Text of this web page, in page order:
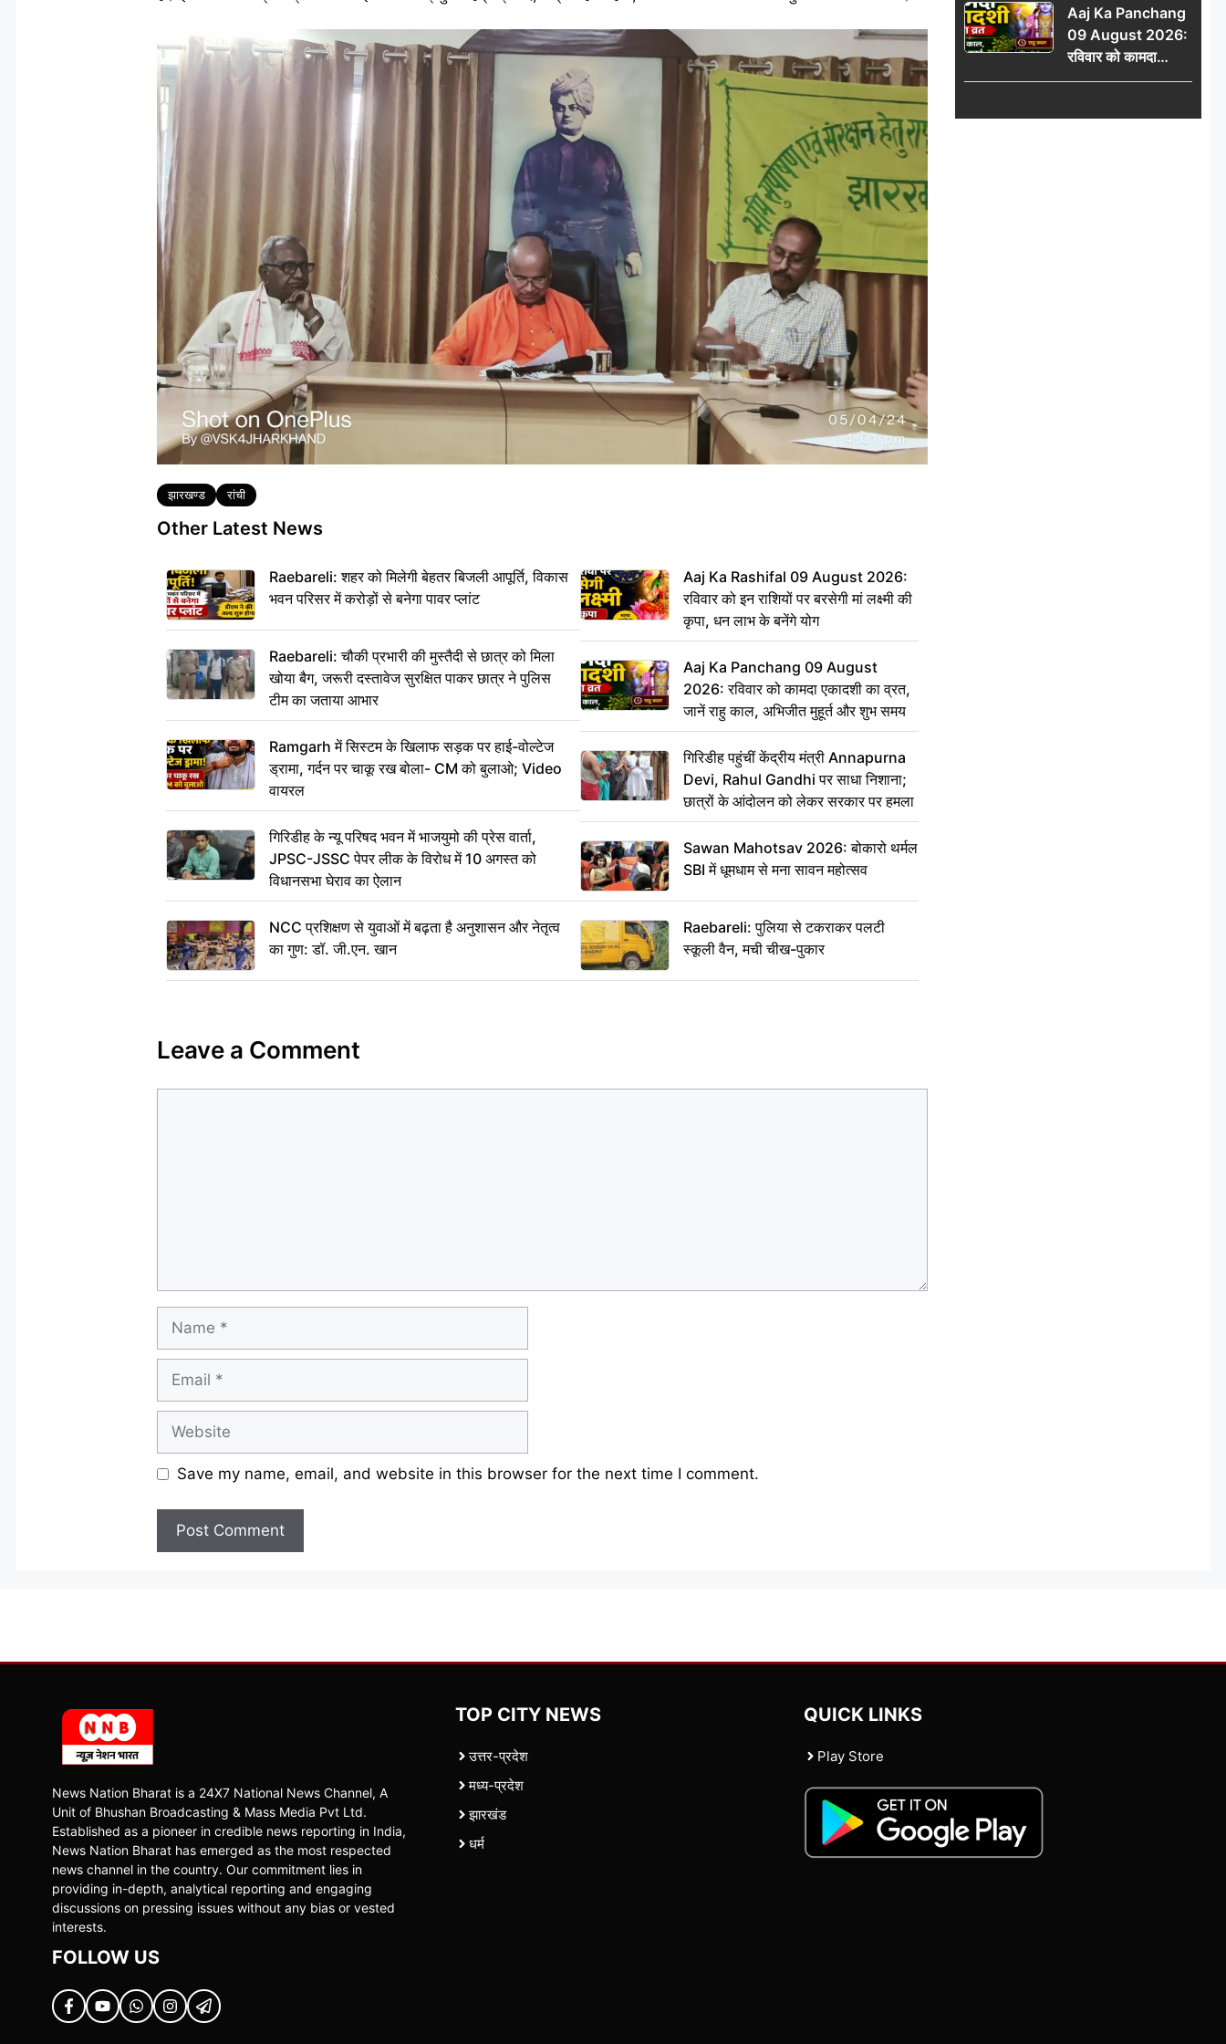
Tags
झारखण्ड रांची
Other Latest News
Raebareli: शहर को मिलेगी बेहतर बिजली आपूर्ति, विकास
भवन परिसर में करोड़ों से बनेगा पावर प्लांट
Raebareli: चौकी प्रभारी की मुस्तैदी से छात्र को मिला
खोया बैग, जरूरी दस्तावेज सुरक्षित पाकर छात्र ने पुलिस
टीम का जताया आभार
Ramgarh में सिस्टम के खिलाफ सड़क पर हाई-वोल्टेज
ड्रामा, गर्दन पर चाकू रख बोला- CM को बुलाओ; Video
वायरल
गिरिडीह के न्यू परिषद भवन में भाजयुमो की प्रेस वार्ता,
JPSC-JSSC पेपर लीक के विरोध में 10 अगस्त को
विधानसभा घेराव का ऐलान
NCC प्रशिक्षण से युवाओं में बढ़ता है अनुशासन और नेतृत्व
का गुण: डॉ. जी.एन. खान
Aaj Ka Rashifal 09 August 2026:
रविवार को इन राशियों पर बरसेगी मां लक्ष्मी की
कृपा, धन लाभ के बनेंगे योग
Aaj Ka Panchang 09 August
2026: रविवार को कामदा एकादशी का व्रत,
जानें राहु काल, अभिजीत मुहूर्त और शुभ समय
गिरिडीह पहुंचीं केंद्रीय मंत्री Annapurna
Devi, Rahul Gandhi पर साधा निशाना;
छात्रों के आंदोलन को लेकर सरकार पर हमला
Sawan Mahotsav 2026: बोकारो थर्मल
SBI में धूमधाम से मना सावन महोत्सव
Raebareli: पुलिया से टकराकर पलटी
स्कूली वैन, मची चीख-पुकार
Leave a Comment
Name
Email
Website
Save my name, email, and website in this browser for the next time I comment.
योग
Aaj Ka Panchang
09 August 2026:
रविवार को कामदा
एकादशी का व्रत, जानें
और शुभ समय
News Nation Bharat is a 24X7 National News Channel, A
Unit of Bhushan Broadcasting & Mass Media Pvt Ltd.
Established as a pioneer in credible news reporting in India,
News Nation Bharat has emerged as the most respected
news channel in the country. Our commitment lies in
providing in-depth, analytical reporting and engaging
discussions on pressing issues without any bias or vested
interests.
FOLLOW US
TOP CITY NEWS
उत्तर-प्रदेश
मध्य-प्रदेश
झारखंड
धर्म
QUICK LINKS
Play Store